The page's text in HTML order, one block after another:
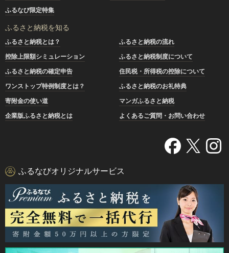
ふるなび限定特集
ふるさと納税を知る
ふるさと納税とは？
ふるさと納税の流れ
控除上限額シミュレーション
ふるさと納税制度について
ふるさと納税の確定申告
住民税・所得税の控除について
ワンストップ特例制度とは？
ふるさと納税のお礼特典
寄附金の使い道
マンガふるさと納税
企業版ふるさと納税とは
よくあるご質問・お問い合わせ
ふるなびオリジナルサービス